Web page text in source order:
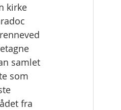
kirke
samlet
som
fra